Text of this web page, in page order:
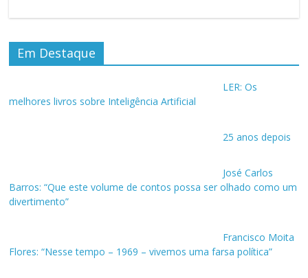
Em Destaque
LER: Os
melhores livros sobre Inteligência Artificial
25 anos depois
José Carlos
Barros: “Que este volume de contos possa ser olhado como um
divertimento”
Francisco Moita
Flores: “Nesse tempo – 1969 – vivemos uma farsa política”